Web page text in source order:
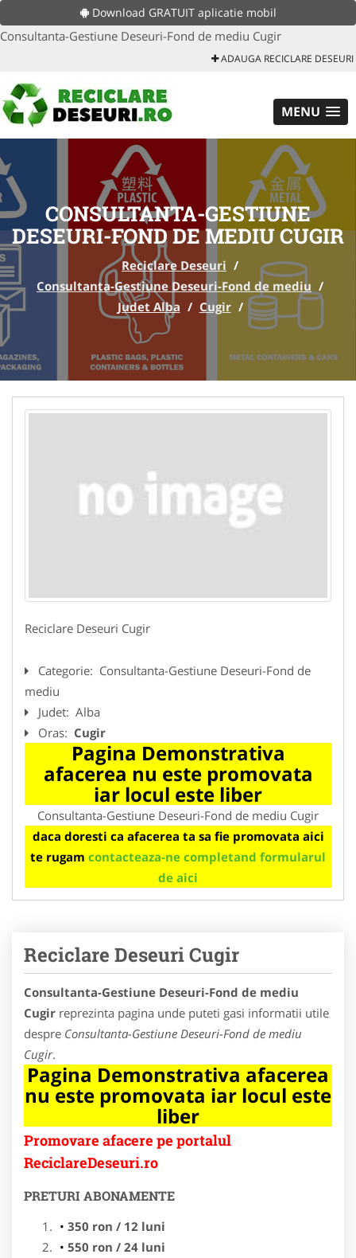
Download GRATUIT aplicatie mobil
Consultanta-Gestiune Deseuri-Fond de mediu Cugir
ADAUGA RECICLARE DESEURI
MENU
CONSULTANTA-GESTIUNE
DESEURI-FOND DE MEDIU CUGIR
Reciclare Deseuri /
Consultanta-Gestiune Deseuri-Fond de mediu /
Judet Alba / Cugir /
Reciclare Deseuri Cugir
Categorie: Consultanta-Gestiune Deseuri-Fond de
mediu
Judet: Alba
Oras: Cugir
Pagina Demonstrativa
afacerea nu este promovata
iar locul este liber
Consultanta-Gestiune Deseuri-Fond de mediu Cugir
daca doresti ca afacerea ta sa fie promovata aici
te rugam contacteaza-ne completand formularul
de aici
Reciclare Deseuri Cugir
Consultanta-Gestiune Deseuri-Fond de mediu
Cugir reprezinta pagina unde puteti gasi informatii utile
despre Consultanta-Gestiune Deseuri-Fond de mediu
Cugir.
Pagina Demonstrativa afacerea
nu este promovata iar locul este
liber
Promovare afacere pe portalul
ReciclareDeseuri.ro
PRETURI ABONAMENTE
350 ron / 12 luni
550 ron / 24 luni